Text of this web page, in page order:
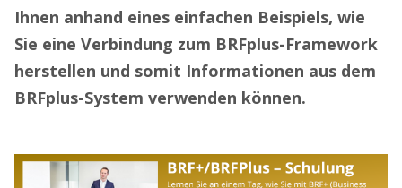
Ihnen anhand eines einfachen Beispiels, wie
Sie eine Verbindung zum BRFplus-Framework
herstellen und somit Informationen aus dem
BRFplus-System verwenden können.